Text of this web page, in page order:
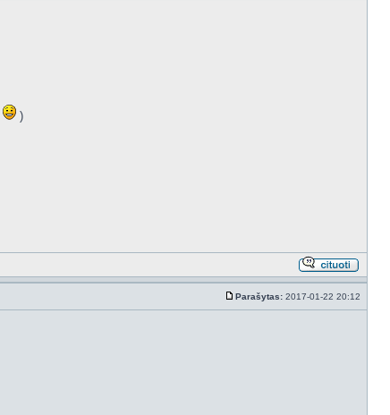
)
Parašytas: 2017-01-22 20:12